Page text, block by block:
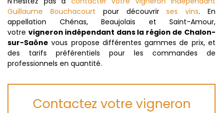
Guillaume Bouchacourt pour découvrirses vins. En
appellation Chénas, Beaujolais et Saint-Amour,
votre vigneron indépendant dans la région de Chalon-
sur-Saône vous propose différentes gammes de prix, et
des tarifs préférentiels pour les commandes de
professionnels en quantité.
Contactez votre vigneron